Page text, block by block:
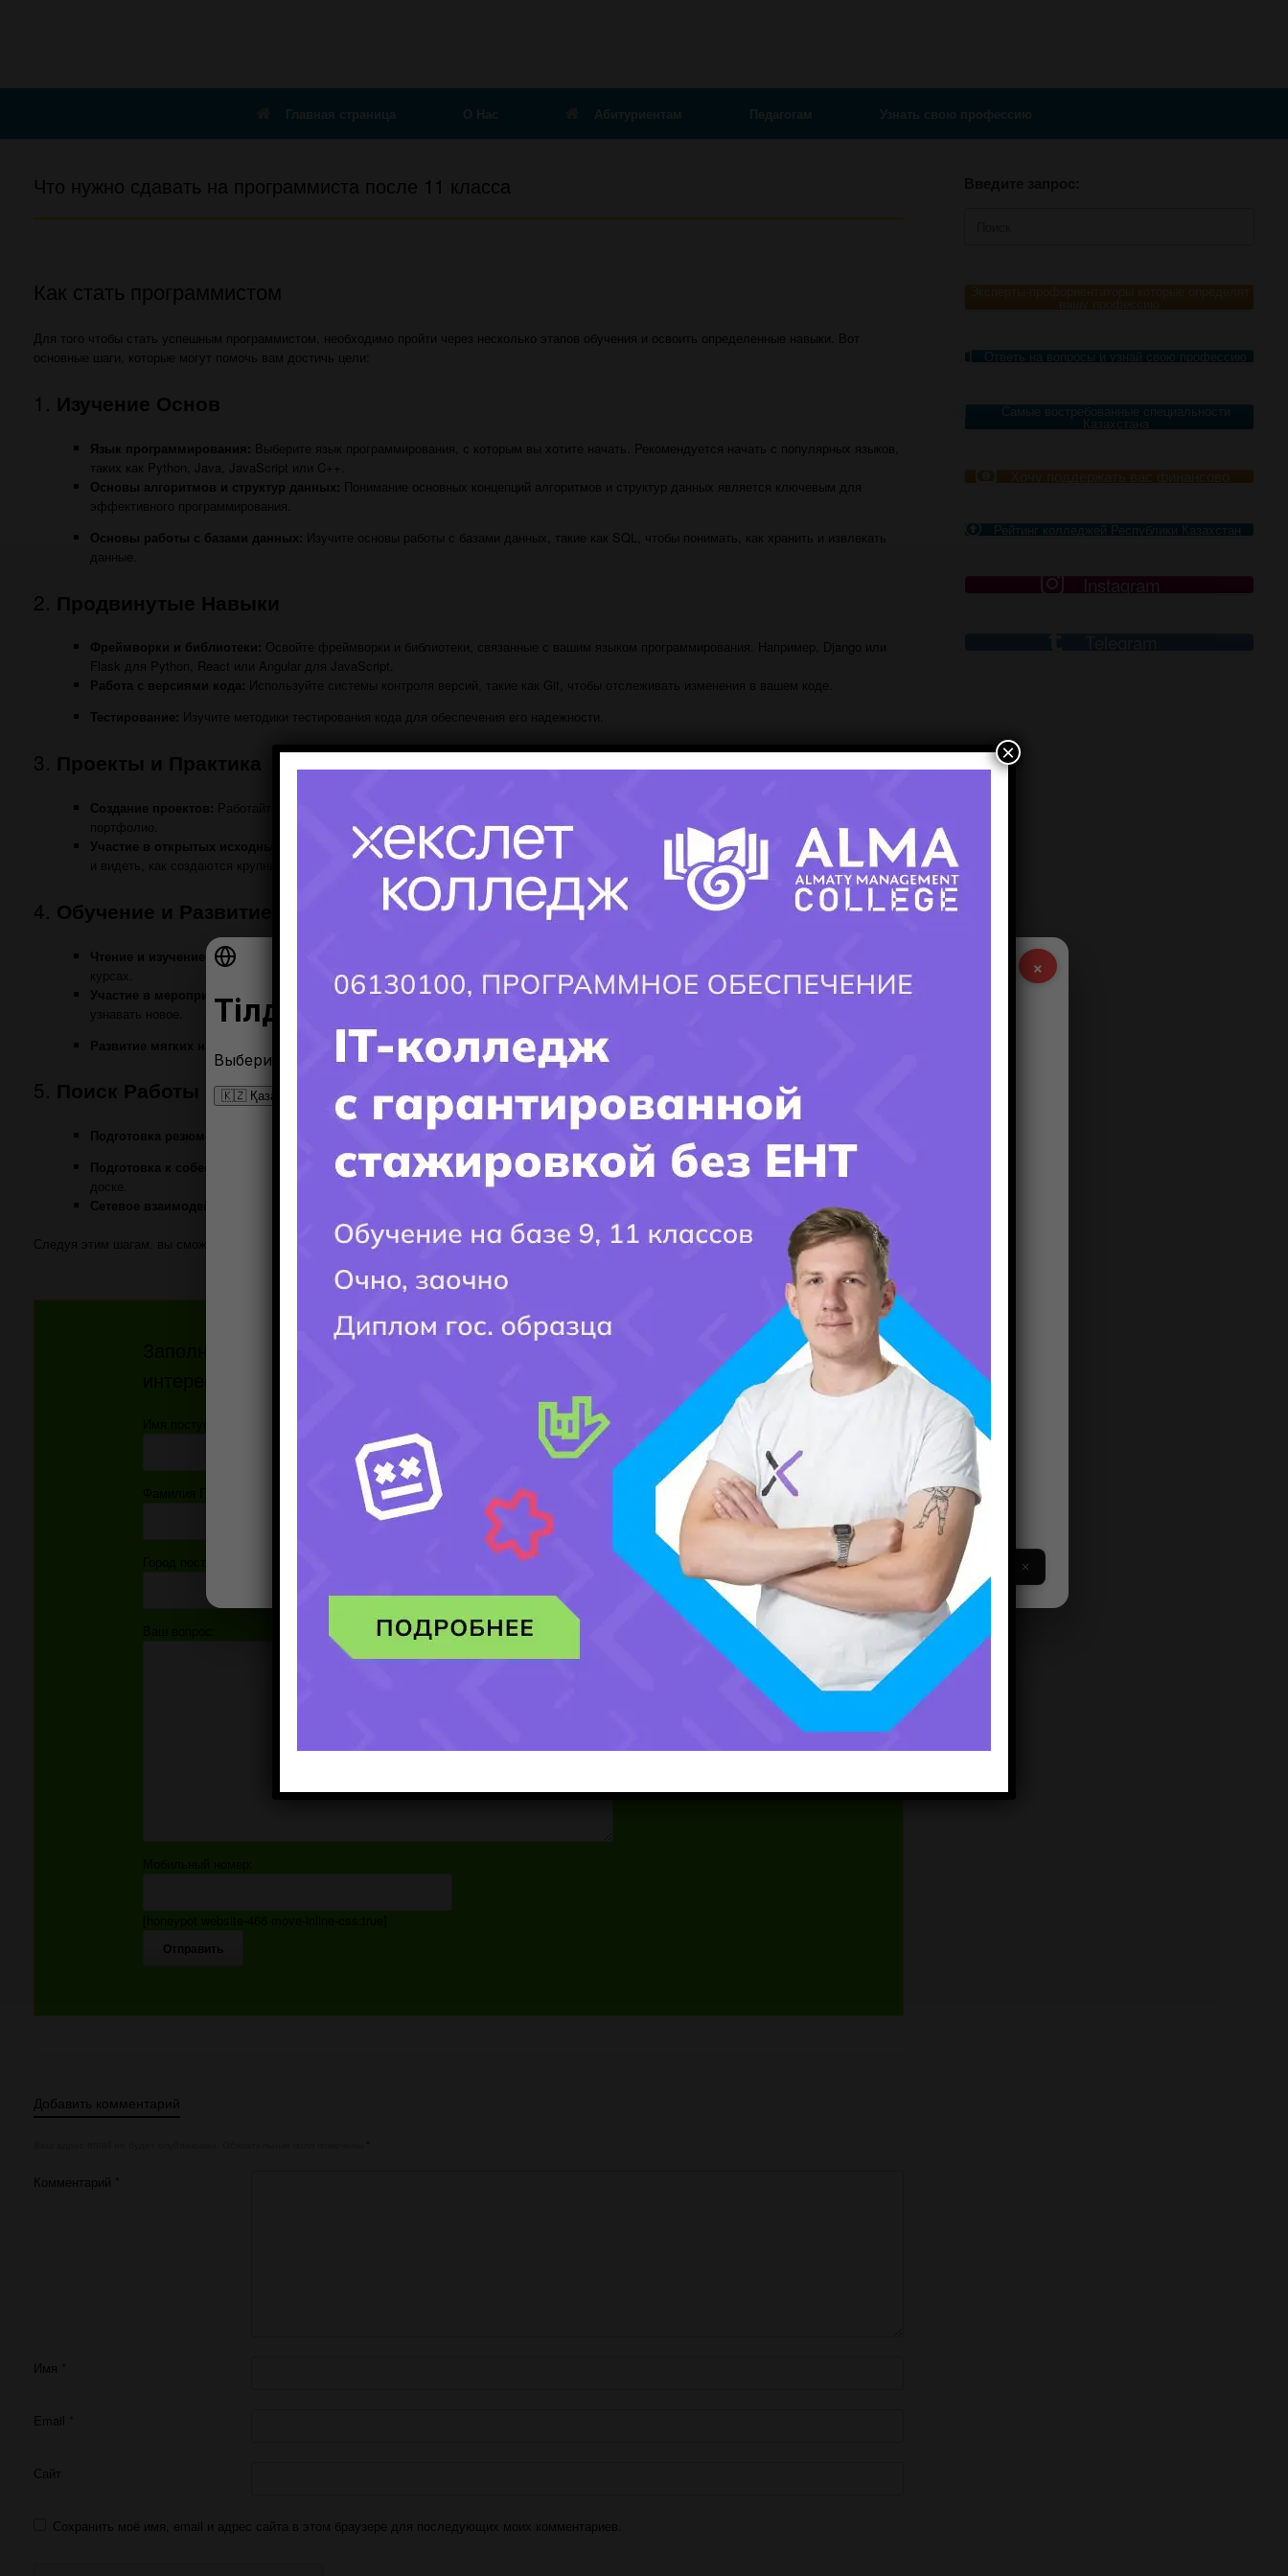
Главная страница О Нас Абитуриентам Педагогам Узнать свою профессию
Что нужно сдавать на программиста после 11 класса
Как стать программистом
Для того чтобы стать успешным программистом, необходимо пройти через несколько этапов обучения и освоить определенные навыки. Вот
основные шаги, которые могут помочь вам достичь цели:
1. Изучение Основ
Язык программирования: Выберите язык программирования, с которым вы хотите начать. Рекомендуется начать с популярных языков,
таких как Python, Java, JavaScript или C++.
Основы алгоритмов и структур данных: Понимание основных концепций алгоритмов и структур данных является ключевым для
эффективного программирования.
Основы работы с базами данных: Изучите основы работы с базами данных, такие как SQL, чтобы понимать, как хранить и извлекать
данные.
2. Продвинутые Навыки
Фреймворки и библиотеки: Освойте фреймворки и библиотеки, связанные с вашим языком программирования. Например, Django или
Flask для Python, React или Angular для JavaScript.
Работа с версиями кода: Используйте системы контроля версий, такие как Git, чтобы отслеживать изменения в вашем коде.
Тестирование: Изучите методики тестирования кода для обеспечения его надежности.
3. Проекты и Практика
Создание проектов: Работайте над реальными проектами, чтобы применить свои знания на практике. Это также поможет вам создать
портфолио.
Участие в открытых исходных кодах:
Присоединяйтесь к проектам с открытым исходным кодом, чтобы научиться работать в команде
и видеть, как создаются крупные проекты.
4. Обучение и Развитие
Чтение и изучение: Следите за последними тенденциями в мире программирования, читайте блоги, учебники и участвуйте в онлайн-
курсах.
Участие в мероприятиях:
Посещайте конференции, митапы и встречи сообщества, чтобы общаться с другими программистами и
узнавать новое.
Развитие мягких навыков:
Развивайте коммуникативные навыки, умение работать в команде и решать проблемы.
5. Поиск Работы
Подготовка резюме и портфолио:
Создайте профессиональное резюме и портфолио, подчеркивающее ваши навыки и проекты.
Подготовка к собеседованиям:
Изучите типичные вопросы на собеседованиях, тренируйтесь отвечать на них и решать задачи на белой
доске.
Сетевое взаимодействие:
Следуя этим шагам вы сможете подготовиться к карьере в сфере программирования и стать востребованным специалистом
Добавить комментарий
Комментарий *
Имя *
Email *
Сайт
Сохранить моё имя, email и адрес сайта в этом браузере для последующих моих комментариев.
Ответь на вопросы и узнай свою профессию
Самые востребованные специальности
Казахстана
Рейтинг колледжей Республики Казахстан
Instagram
×
×